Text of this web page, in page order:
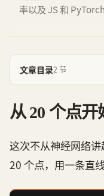
率以及 JS 和
文章目录2 节
从 20 个点开
这次不从神经网络
20 个点，用一条直